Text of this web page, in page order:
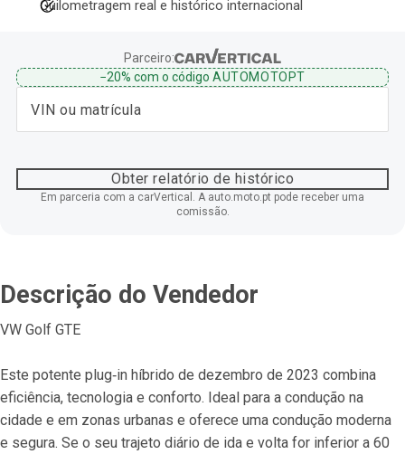
Quilometragem real e histórico internacional
Parceiro:
−20%com o código AUTOMOTOPT
Obter relatório de histórico
Em parceria com a carVertical. A auto.moto.pt pode receber uma
comissão.
Descrição do Vendedor
VW Golf GTE
Este potente plug‐in híbrido de dezembro de 2023 combina
eficiência, tecnologia e conforto. Ideal para a condução na
cidade e em zonas urbanas e oferece uma condução moderna
e segura. Se o seu trajeto diário de ida e volta for inferior a 60